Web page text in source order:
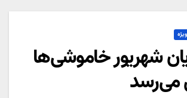
شهریور خاموشی‌ها
می‌رسد